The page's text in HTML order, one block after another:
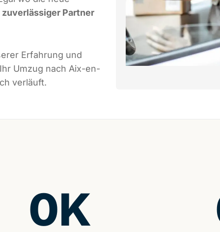
zuverlässiger Partner
Erfahrung und
Umzug nach Aix-en-
verläuft.
0K